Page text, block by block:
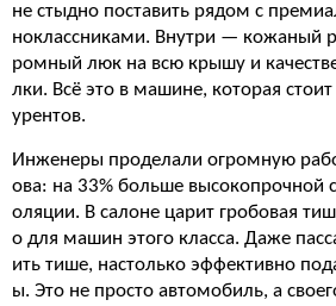
не стыдно поставить рядом с
ноклассниками. Внутри — кожаный
ромный люк на всю крышу и
лки. Всё это в машине, которая
урентов.
Инженеры проделали огромную
ова: на 33% больше высокопрочной
оляции. В салоне царит гробовая
о для машин этого класса. Даже
ить тише, настолько эффективно
ы. Это не просто автомобиль, а